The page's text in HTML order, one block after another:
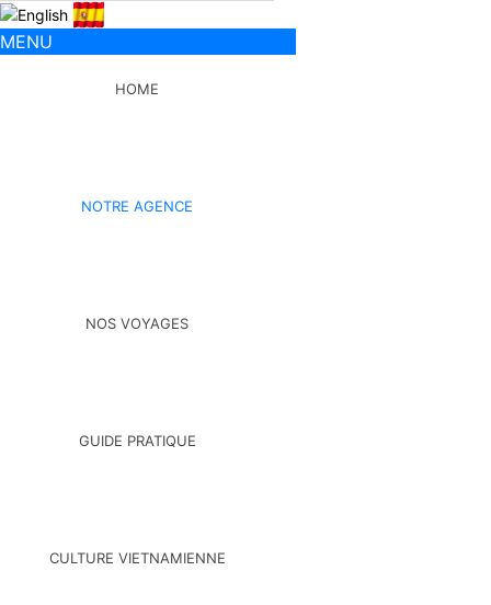
MENU
HOME
NOTRE AGENCE
NOS VOYAGES
GUIDE PRATIQUE
CULTURE VIETNAMIENNE